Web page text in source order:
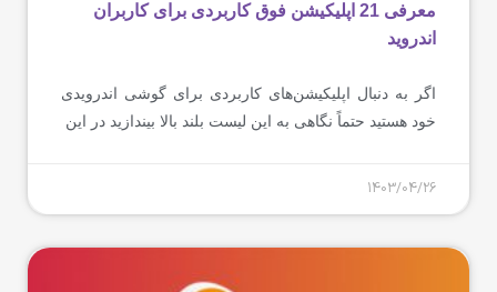
معرفی 21 اپلیکیشن فوق کاربردی برای کاربران
اندروید
اگر به دنبال اپلیکیشن‌های کاربردی برای گوشی اندرویدی
خود هستید حتماً نگاهی به این لیست بلند بالا بیندازید در این
1403/04/26